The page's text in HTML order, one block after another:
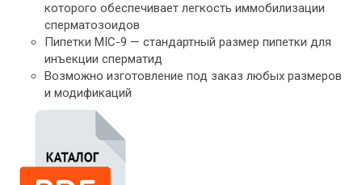
которого обеспечивает легкость иммобилизации
сперматозоидов
Пипетки MIC-9 — стандартный размер пипетки для
инъекции сперматид
Возможно изготовление под заказ любых размеров
и модификаций